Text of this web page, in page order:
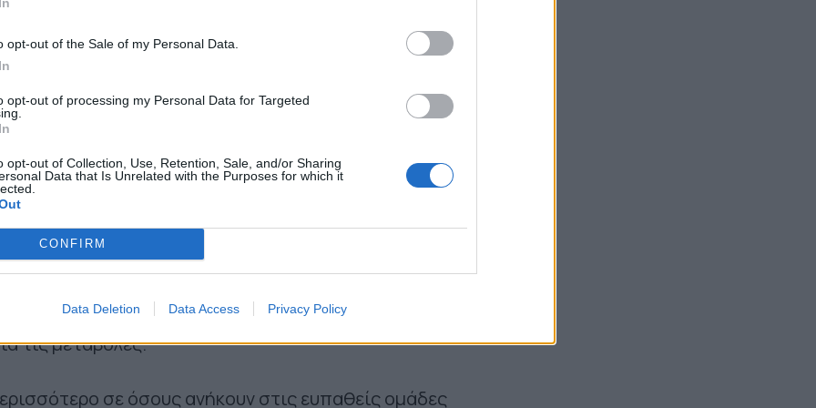
opt-out of the Sale of my Personal Data.
opt-out of processing my Personal Data for Targeted
opt-out of Collection, Use, Retention, Sale, and/or Sharing
Data that Is Unrelated with the Purposes for which it
CONFIRM
Data Deletion Data Access Privacy Policy
ο Γιώργος Πατούλης, ως πρόεδρος του Ιατρικού
του ΕΔΔΙΠΠΥ, αλλά και πρώην περιφερειάρχης
βαρύτητα στα σχέδια πρόληψης, αλλά και
πρέπει να εκπονούνται με τη συνεργασία των
φορέων.
σε περίπτωση έκτακτης ανάγκης, οι πολίτες θα
τι πρέπει να κάνουν για να σώσουν τους εαυτούς
τους.
να υπάρχει επιδημιολογική επιτήρηση και
τις μεταβολές.
σε όσους ανήκουν στις ευπαθείς ομάδες